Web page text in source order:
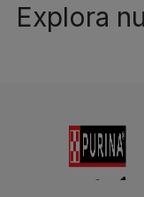
Explora